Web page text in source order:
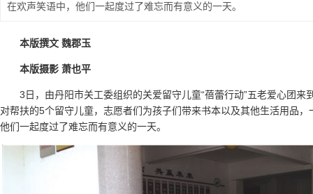
在欢声笑语中，他们一起度过了难忘而有意义的一天。
本版撰文 魏郡玉
本版摄影 萧也平
3日，由丹阳市关工委组织的关爱留守儿童“蓓蕾行动”五老爱心团来
对帮扶的5个留守儿童，志愿者们为孩子们带来书本以及其他生活用品
他们一起度过了难忘而有意义的一天。